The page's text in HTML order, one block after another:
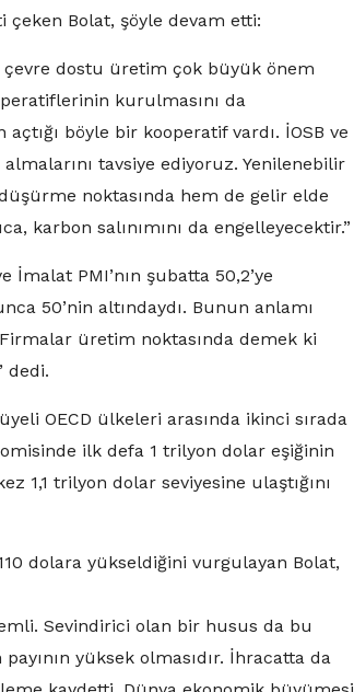
Bolat, şöyle devam etti:
çevre dostu üretim çok büyük önem
kurulmasını da
böyle bir kooperatif vardı. İOSB ve
tavsiye ediyoruz. Yenilenebilir
noktasında hem de gelir elde
karbon salınımını da engelleyecektir.”
İmalat PMI’nın şubatta 50,2’ye
50’nin altındaydı. Bunun anlamı
üretim noktasında demek ki
dedi.
OECD ülkeleri arasında ikinci sırada
ilk defa 1 trilyon dolar eşiğinin
1,1 trilyon dolar seviyesine ulaştığını
dolara yükseldiğini vurgulayan Bolat,
Sevindirici olan bir husus da bu
yüksek olmasıdır. İhracatta da